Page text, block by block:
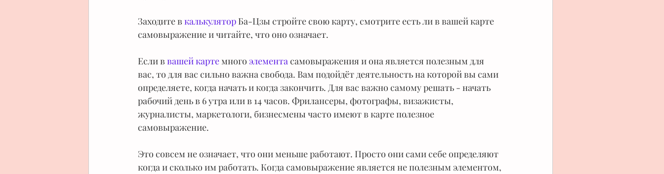
Заходите в калькулятор Ба-Цзы стройте свою карту, смотрите есть ли в вашей карте
самовыражение и читайте, что оно означает.
Если в вашей карте много элемента самовыражения и она является полезным для
вас, то для вас сильно важна свобода. Вам подойдёт деятельность на которой вы сами
определяете, когда начать и когда закончить. Для вас важно самому решать - начать
рабочий день в 6 утра или в 14 часов. Фрилансеры, фотографы, визажисты,
журналисты, маркетологи, бизнесмены часто имеют в карте полезное
самовыражение.
Это совсем не означает, что они меньше работают. Просто они сами себе определяют
когда и сколько им работать. Когда самовыражение является не полезным элементом,